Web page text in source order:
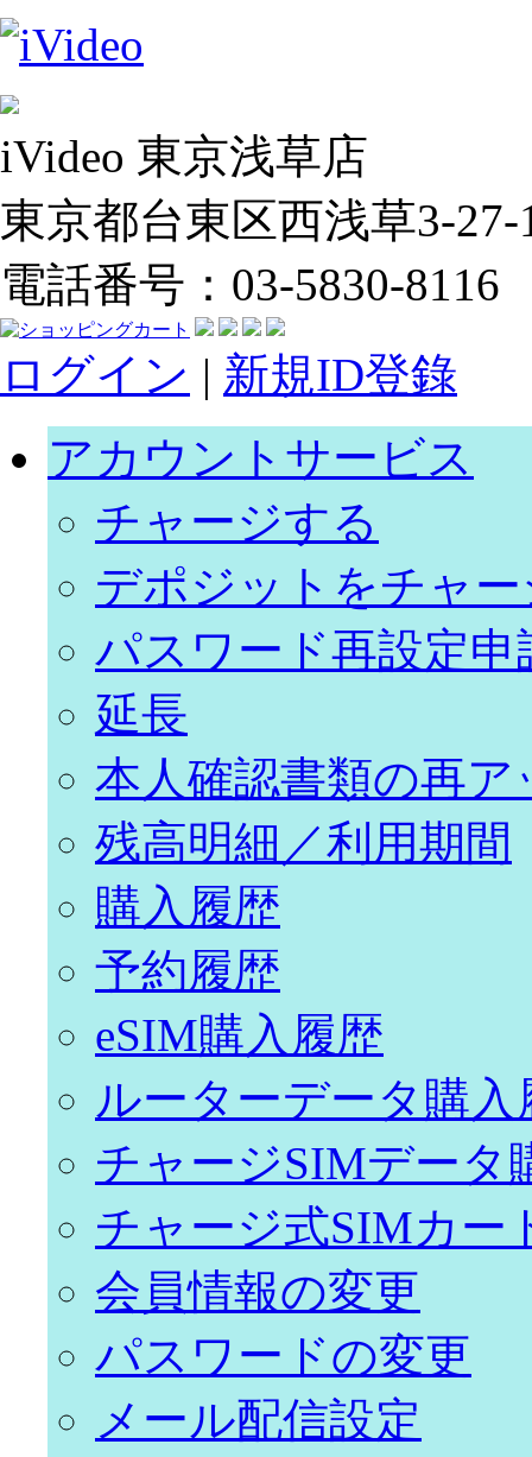
iVideo 東京浅草店
東京都台東区西浅草3-27-
電話番号：03-5830-8116
ログイン | 新規ID登錄
アカウントサービス
チャージする
デポジットをチャ
パスワード再設定申
延長
本人確認書類の再ア
残高明細／利用期間
購入履歴
予約履歴
eSIM購入履歴
ルーターデータ購入
チャージSIMデータ
チャージ式SIMカー
会員情報の変更
パスワードの変更
メール配信設定